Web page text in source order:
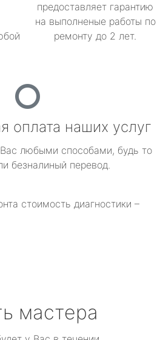
предоставляет гарантию
на выполненые работы по
ремонту до 2 лет.
оплата наших услуг
любыми способами, будь то
безналиный перевод.
стоимость диагностики –
мастера